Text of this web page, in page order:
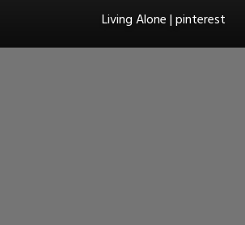
Living Alone | pinterest